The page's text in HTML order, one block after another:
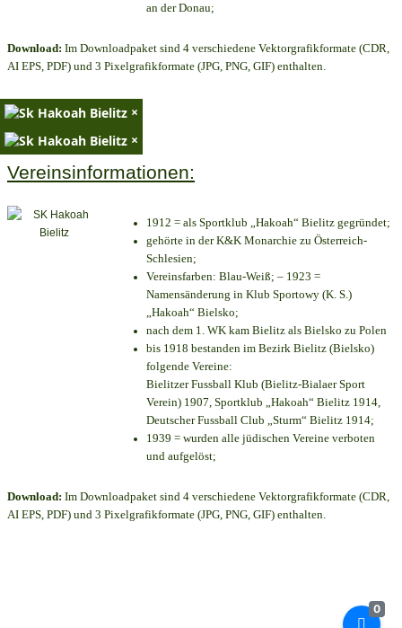
0
an der Donau;
Download: Im Downloadpaket sind 4 verschiedene Vektorgrafikformate (CDR,
AI EPS, PDF) und 3 Pixelgrafikformate (JPG, PNG, GIF) enthalten.
×
×
Vereinsinformationen:
1912 = als Sportklub „Hakoah“ Bielitz gegründet;
gehörte in der K&K Monarchie zu Österreich-
Schlesien;
Vereinsfarben: Blau-Weiß; – 1923 =
Namensänderung in Klub Sportowy (K. S.)
„Hakoah“ Bielsko;
nach dem 1. WK kam Bielitz als Bielsko zu Polen
bis 1918 bestanden im Bezirk Bielitz (Bielsko)
folgende Vereine:
Bielitzer Fussball Klub (Bielitz-Bialaer Sport
Verein) 1907, Sportklub „Hakoah“ Bielitz 1914,
Deutscher Fussball Club „Sturm“ Bielitz 1914;
1939 = wurden alle jüdischen Vereine verboten
und aufgelöst;
Download: Im Downloadpaket sind 4 verschiedene Vektorgrafikformate (CDR,
AI EPS, PDF) und 3 Pixelgrafikformate (JPG, PNG, GIF) enthalten.